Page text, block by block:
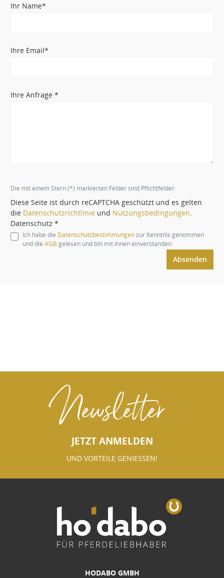
Ihr Name*
Ihre Email*
Ihre Anfrage *
Die mit einem Stern (*) markierten Felder sind Pflichtfelder.
Diese Seite ist durch reCAPTCHA geschützt und es gelten
die Datenschutzrichtlinie und Nutzungsbedingungen
Datenschutz *
Ich habe die Datenschutzbestimmungenzur Kenntnis genommen
und die AGB gelesen und bin mit ihnen einverstanden.
Absenden
Newsletter
JETZT ANMELDEN
UND VORTEILE GENIESSEN!
HODABO GMBH